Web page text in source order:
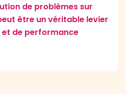
de problèmes sur
être un véritable levier
de performance